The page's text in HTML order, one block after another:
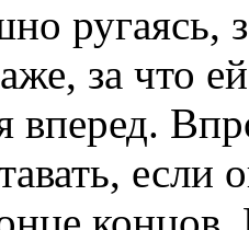
ругаясь,
за что
вперед.
если